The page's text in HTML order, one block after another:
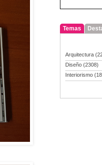
Temas
Arquitectura
Diseño (2308)
Interiorismo